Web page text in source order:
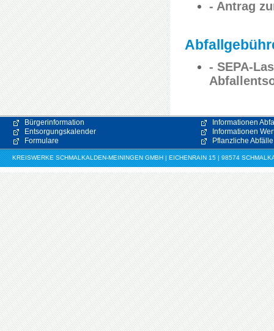
- Antrag
- SEPA-
Bürgerinformation
Entsorgungskalender
Formulare
Informationen
Informationen
Pflanzliche Abfälle
KREISWERKE SCHMALKALDEN-MEININGEN GMBH | EICHENRAIN 15 | 98574